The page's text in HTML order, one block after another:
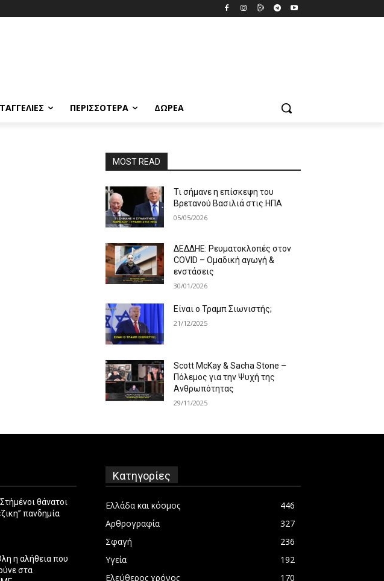
ΠΕΡΙΣΣΟΤΕΡΑ ΔΩΡΕΆ
MOST READ
Τι σήμανε η επίσκεψη του
Βρετανού Βασιλιά στις ΗΠΑ
05/05/2026
ΔΕΔΔΗΕ: Ρευματοκλοπές στον
COVID – Ομαδική αγωγή &
ενστάσεις
30/01/2026
Είναι ο Τραμπ Σιωνιστής;
21/12/2025
Scott McKay & Sacha Stone –
Πόλεμος για την Ψυχή της
Ανθρωπότητας
29/11/2025
θάνατοι
πανδημία
η αλήθεια που
στα
Κατηγορίες
Ελλάδα και κόσμος
446
Αρθρογραφία
327
Σφαγή
236
Υγεία
192
Ελεύθερος χρόνος
170